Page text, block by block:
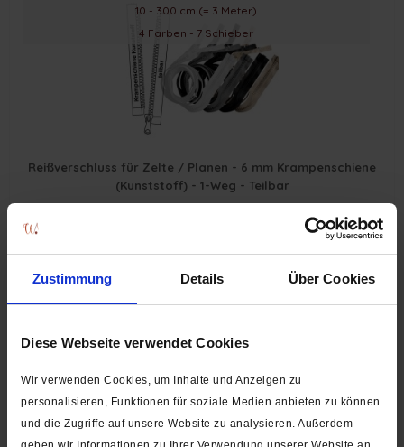
Zustimmung Details Über Cookies
Diese Webseite verwendet Cookies
Wir verwenden Cookies, um Inhalte und Anzeigen zu
personalisieren, Funktionen für soziale Medien anbieten zu können
und die Zugriffe auf unsere Website zu analysieren. Außerdem
10 - 300 cm (= 3 Meter)
4 Farben - 7 Schieber
Reißverschluss für Zelte / Planen - 6 mm Krampenschiene
(Kunststoff) - 1-Weg - Teilbar
10 - 150 cm